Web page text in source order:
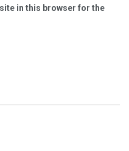
in this browser for the